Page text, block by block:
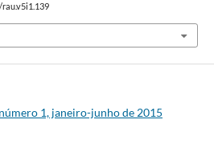
1, janeiro-junho de 2015